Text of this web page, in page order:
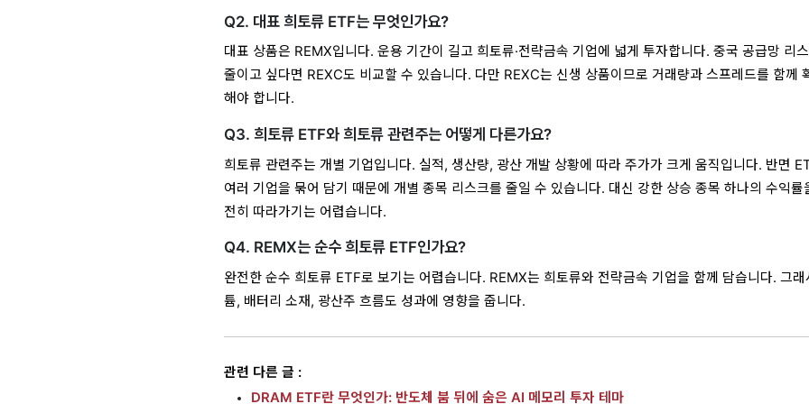
Q2. 대표 희토류 ETF는 무엇인가요?
대표 상품은 REMX입니다. 운용 기간이 길고 희토류·전략금속 기업에 넓게 투자합니다. 중국 공급망 리
줄이고 싶다면 REXC도 비교할 수 있습니다. 다만 REXC는 신생 상품이므로 거래량과 스프레드를 함께
해야 합니다.
Q3. 희토류 ETF와 희토류 관련주는 어떻게 다른가요?
희토류 관련주는 개별 기업입니다. 실적, 생산량, 광산 개발 상황에 따라 주가가 크게 움직입니다. 반면
여러 기업을 묶어 담기 때문에 개별 종목 리스크를 줄일 수 있습니다. 대신 강한 상승 종목 하나의 수익률
전히 따라가기는 어렵습니다.
Q4. REMX는 순수 희토류 ETF인가요?
완전한 순수 희토류 ETF로 보기는 어렵습니다. REMX는 희토류와 전략금속 기업을 함께 담습니다. 그래
튬, 배터리 소재, 광산주 흐름도 성과에 영향을 줍니다.
관련 다른 글 :
DRAM ETF란 무엇인가: 반도체 붐 뒤에 숨은 AI 메모리 투자 테마